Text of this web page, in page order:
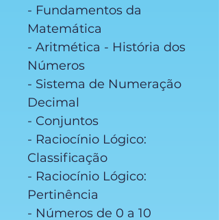
- Fundamentos da
Matemática
- Aritmética - História dos
Números
- Sistema de Numeração
Decimal
- Conjuntos
- Raciocínio Lógico:
Classificação
- Raciocínio Lógico:
Pertinência
- Números de 0 a 10